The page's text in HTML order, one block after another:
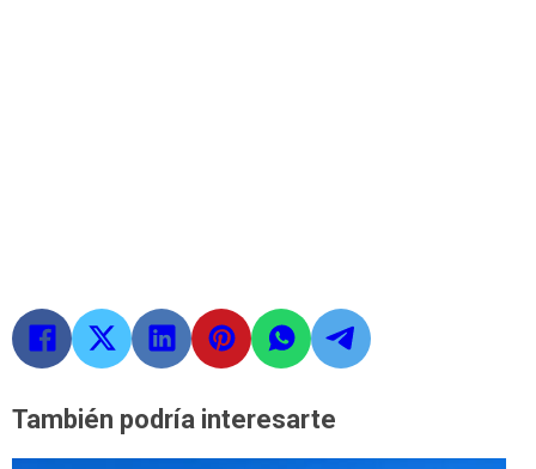
También podría interesarte